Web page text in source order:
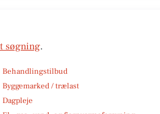
søgning.
Behandlingstilbud
Byggemarked / trælast
Dagpleje